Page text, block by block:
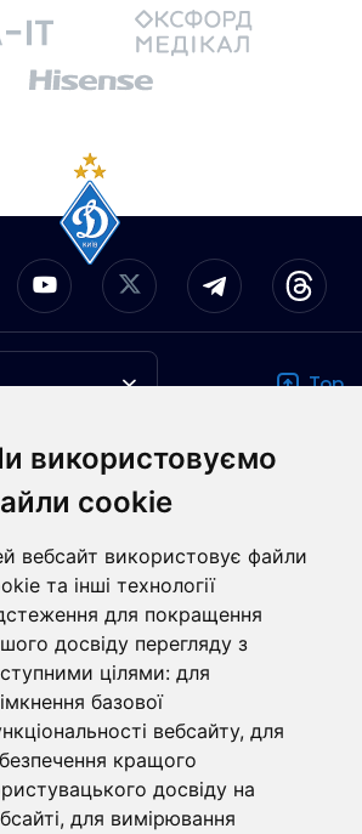
використовуємо
cookie
вебсайт використовує файли
та інші технології
для покращення
досвіду перегляду з
цілями: для
базової
вебсайту, для
кращого
досвіду на
, для вимірювання
Top
Медіа
Динамо TV
Фотогалерея
Акредитація
Команда
Перша команда
U19